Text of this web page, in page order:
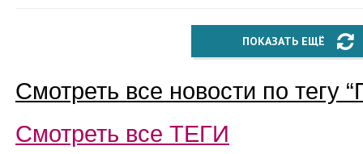
ПОКАЗАТЬ ЕЩЁ
Смотреть все новости по тегу “
Смотреть все ТЕГИ